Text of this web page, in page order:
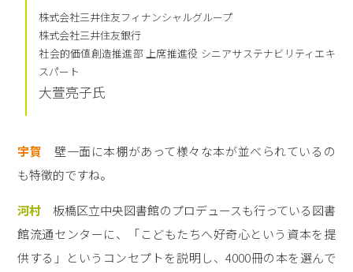
株式会社三井住友フィナンシャルグループ
株式会社三井住友銀行
社会的価値創造推進部 上席推進役 シニアサステナビリティエキ
スパート
大萱亮子氏
宇賀 壁一面に本棚があって様々な本が並べられているの
も特徴的ですね。
河村 板橋区立中央図書館のプロデュースも行っている図書
館流通センターに、「こどもたちへ好奇心という資本を提
供する」というコンセプトを説明し、4000冊の本を選んで